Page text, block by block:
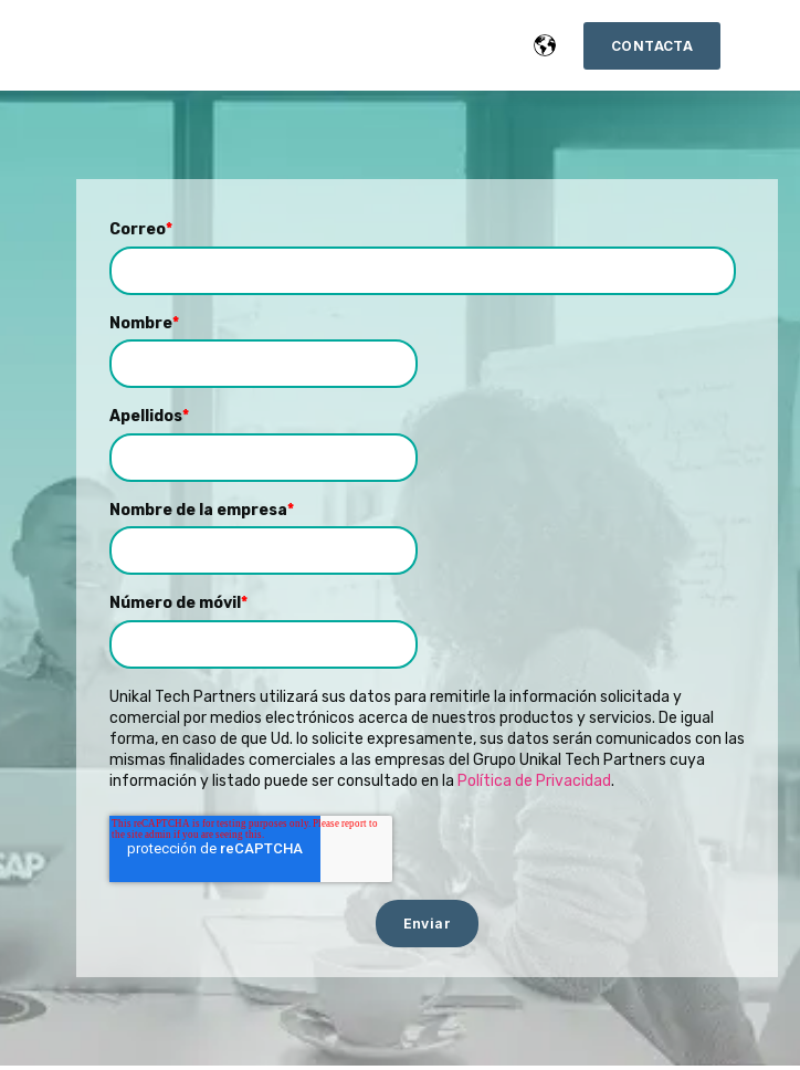
CONTACTA
Correo*
Nombre*
Apellidos*
Nombre de la empresa*
Número de móvil*
Unikal Tech Partners utilizará sus datos para remitirle la información solicitada y
comercial por medios electrónicos acerca de nuestros productos y servicios. De igual
forma, en caso de que Ud. lo solicite expresamente, sus datos serán comunicados con las
mismas finalidades comerciales a las empresas del Grupo Unikal Tech Partners cuya
información y listado puede ser consultado en la Política de Privacidad.